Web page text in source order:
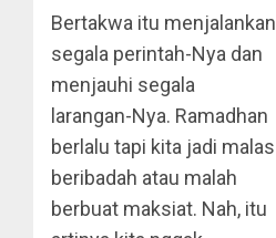
Bertakwa itu menjalankan
segala perintah-Nya dan
menjauhi segala
larangan-Nya. Ramadhan
berlalu tapi kita jadi malas
beribadah atau malah
berbuat maksiat. Nah, itu